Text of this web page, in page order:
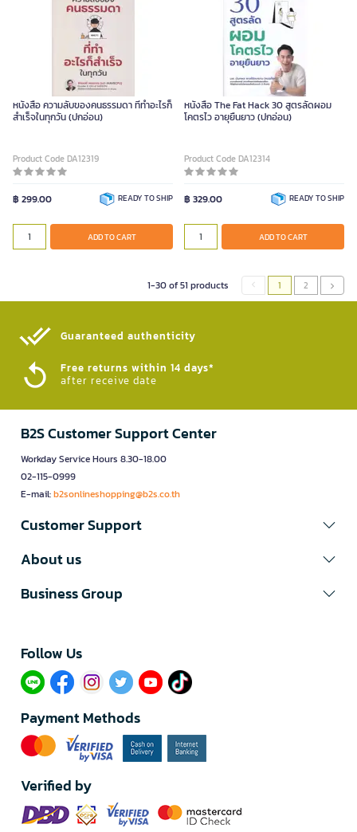
หนังสือ ความลับของคนธรรมดา ที่ทำอะไรก็
สำเร็จในทุกวัน (ปกอ่อน)
Product Code DA12319
฿ 299.00 READY TO SHIP
ADD TO CART
หนังสือ The Fat Hack 30 สูตรลัดผอม
โคตรไว อายุยืนยาว (ปกอ่อน)
Product Code DA12314
฿ 329.00 READY TO SHIP
ADD TO CART
1-30 of 51 products 1 2
Guaranteed authenticity​
Free returns within 14 days*
after receive date
B2S Customer Support Center
Workday Service Hours 8.30-18.00
02-115-0999
E-mail:b2sonlineshopping@b2s.co.th
Customer Support
About us
Business Group
Follow Us​
Payment Methods
Verified by